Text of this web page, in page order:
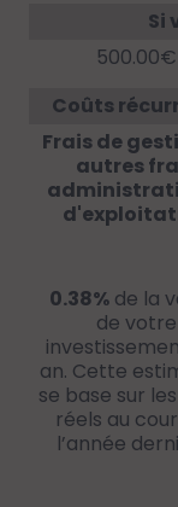
Si
500.00€
Coûts
Frais de
autres
0.38%de la
de votre
an. Cette
se base sur
réels au
l’année